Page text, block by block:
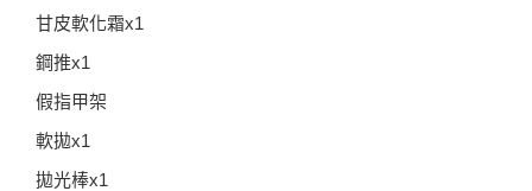
甘皮軟化霜x1
鋼推x1
假指甲架
軟拋x1
拋光棒x1